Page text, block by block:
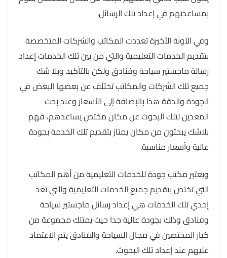
بمساعدتهم في إعداد تلك الرسائل.
وفي الآونة الأخيرة تعددت المكاتب والشركات المتخصصة
بتقديم الخدمات التعليمية والتي من بين تلك الخدمات إعداد
رسالة ماجستير سياحة وفنادق ولكن بالتأكيد وبلا شك
جميع تلك الشركات والمكاتب تختلف عن بعضها البعض في
الجودة والدقة هذا بالإضافة إلى الأسعار وعند بحث
المعدين لتلك البحوث عن مكان مختص يساعدهم، فهم
بلاشك يبحثون من مكان يمتاز بتقديم تلك الخدمة بجودة
عالية وأسعار مناسبة.
ويعتبر مكتب جودة للخدمات التعليمية من أهم المكاتب
التي تختص بتقديم جميع الخدمات التعليمية والتي تعد
إحدي تلك الخدمات هي إعداد رسائل ماجستير سياحة
وفنادق وذلك بجودة عالية جدا حيث يمتلك مجموعة من
كبار المختصين في مجال السياحة والفنادق يتم الاعتماد
عليهم عند إعداد تلك البحوث.